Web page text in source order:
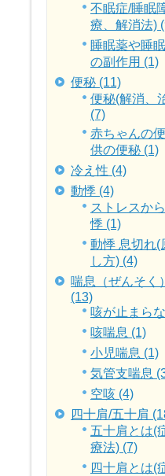
不眠症/睡眠
療、解消法)
睡眠薬や睡
の副作用 (1)
便秘 (11)
便秘(解消、
(7)
赤ちゃんの
供の便秘 (1)
冷え性 (4)
動悸 (4)
ストレスか
悸 (1)
動悸 息切れ(
し方) (4)
喘息（ぜんそく
(13)
咳が止まら
咳喘息 (1)
小児喘息 (1)
気管支喘息
空咳 (4)
四十肩/五十肩
五十肩とは(
療法) (7)
四十肩とは(